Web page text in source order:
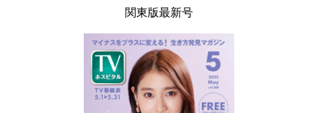
関東版最新号